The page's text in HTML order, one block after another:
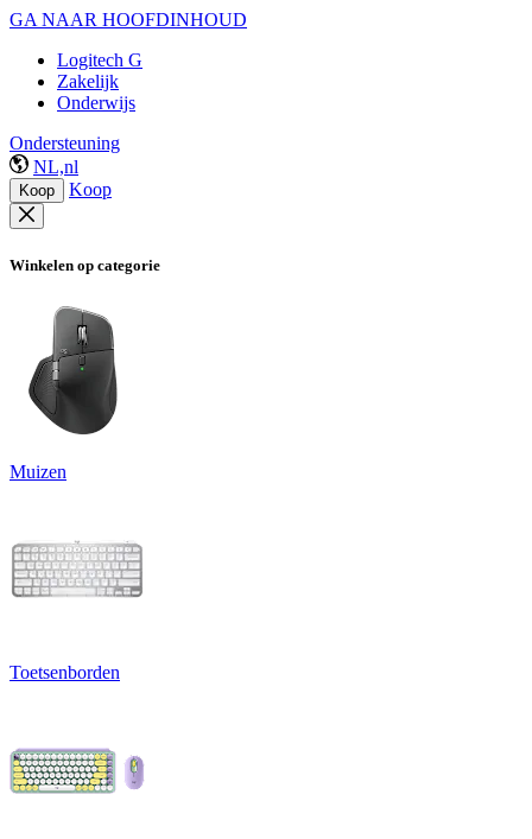
GA NAAR HOOFDINHOUD
Logitech G
Zakelijk
Onderwijs
Ondersteuning
NL,nl
Koop Koop
Winkelen op categorie
Muizen
Toetsenborden